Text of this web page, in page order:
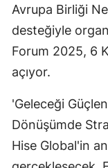
Avrupa Birliği
desteğiyle
Forum 2025, 6
açıyor.
'Geleceği
Dönüşümde
Hise Global'in